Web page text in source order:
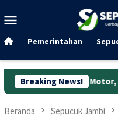
ke
Mobile
Pemerintahan
Breaking News!
Motor, Dua Kawal dari
Beranda Sepucuk Jambi